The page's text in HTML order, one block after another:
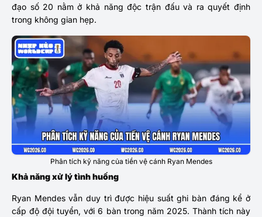
đạo số 20 nằm ở khả năng độc trận đấu và ra quyết định
trong không gian hẹp.
Phân tích kỹ năng của tiền vệ cánh Ryan Mendes
Khả năng xử lý tình huống
Ryan Mendesvẫn duy trì được hiệu suất ghi bàn đáng kể ở
cấp độ đội tuyển, với 6 bàn trong năm 2025. Thành tích này